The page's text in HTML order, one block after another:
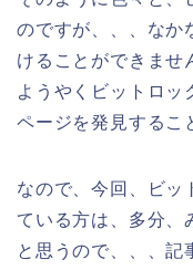
のですが、、、なか
けることができませ
ようやくビットロッ
ページを発見するこ
なので、今回、ビッ
ている方は、多分、
と思うので、、、記